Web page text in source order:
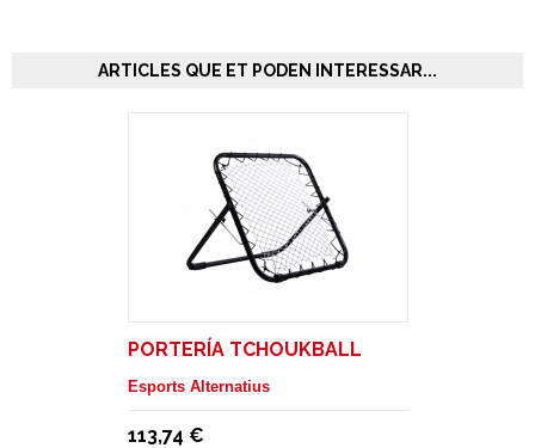
ARTICLES QUE ET PODEN INTERESSAR...
PORTERÍA TCHOUKBALL
Esports Alternatius
113,74 €